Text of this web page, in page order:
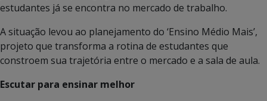
estudantes já se encontra no mercado de trabalho.
A situação levou ao planejamento do ‘Ensino Médio Mais’,
projeto que transforma a rotina de estudantes que
constroem sua trajetória entre o mercado e a sala de aula.
Escutar para ensinar melhor